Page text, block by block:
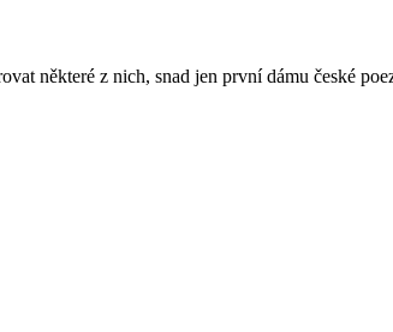
některé z nich, snad jen první dámu české